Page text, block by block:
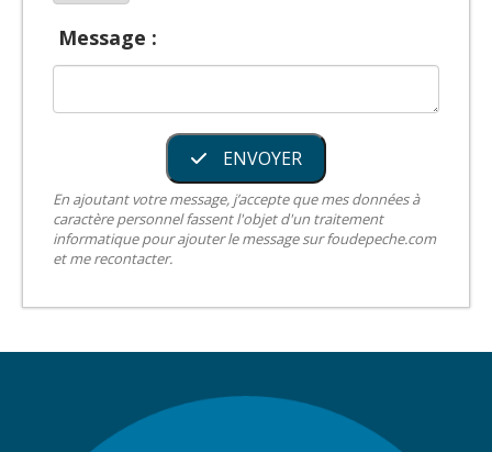
Message :
ENVOYER
En ajoutant votre message, j’accepte que mes données à
caractère personnel fassent l'objet d'un traitement
informatique pour ajouter le message sur foudepeche.com
et me recontacter.